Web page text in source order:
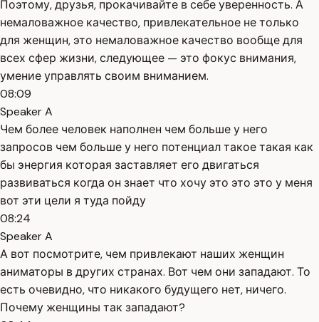
Поэтому, друзья, прокачивайте в себе уверенность. А
немаловажное качество, привлекательное не только
для женщин, это немаловажное качество вообще для
всех сфер жизни, следующее — это фокус внимания,
умение управлять своим вниманием.
08:09
Speaker A
Чем более человек наполнен чем больше у него
запросов чем больше у него потенциал такое такая как
бы энергия которая заставляет его двигаться
развиваться когда он знает что хочу это это это у меня
вот эти цели я туда пойду
08:24
Speaker A
А вот посмотрите, чем привлекают наших женщин
аниматоры в других странах. Вот чем они западают. То
есть очевидно, что никакого будущего нет, ничего.
Почему женщины так западают?